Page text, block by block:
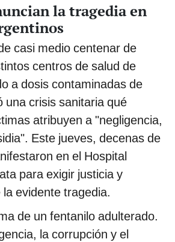
la tragedia en
casi medio centenar de
centros de salud de
a dosis contaminadas de
una crisis sanitaria qué
atribuyen a "negligencia,
Este jueves, decenas de
en el Hospital
para exigir justicia y
evidente tragedia.
de un fentanilo adulterado.
la corrupción y el